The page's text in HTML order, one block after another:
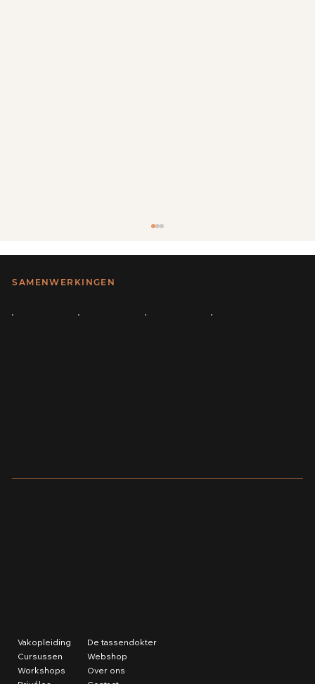
SAMENWERKINGEN
Vakopleiding
Cursussen
Workshops
De tassendokter
Webshop
Over ons